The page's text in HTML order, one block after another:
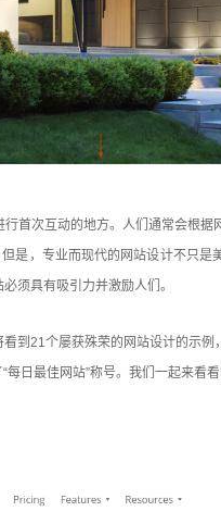
首次互动的地方。人们通常会根
是，专业而现代的网站设计不只
须具有吸引力并激励人们。
到21个屡获殊荣的网站设计的示
日最佳网站”称号。我们一起来看看
JC
然